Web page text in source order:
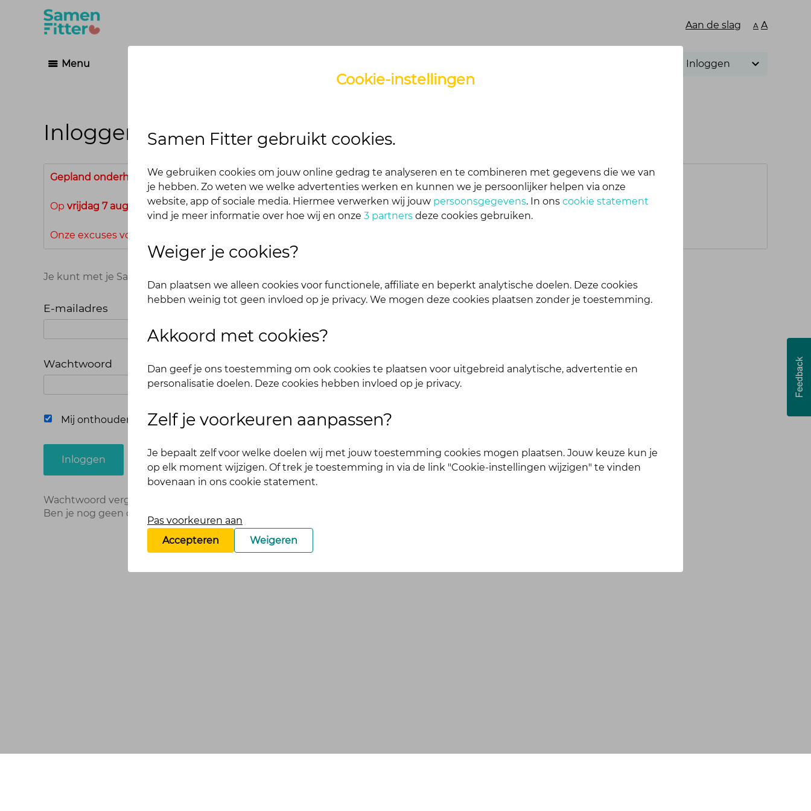
Aan de slag A A
Menu Inloggen
Inloggen
Gepland onderhoud
Op vrijdag 7 augustus 2026 van 07.00 tot 08.00 uur kun je mogelijk niet inloggen.
Onze excuses voor het ongemak.
Je kunt met je Samen Fitter inloggegevens op alle onderdelen inloggen. Dus één account voor website, app en webshop.
E-mailadres
Wachtwoord
Mij onthouden
Inloggen
Wachtwoord vergeten?
Ben je nog geen deelnemer?
Cookie-instellingen
Samen Fitter gebruikt cookies.
We gebruiken cookies om jouw online gedrag te analyseren en te combineren met gegevens die we van
je hebben. Zo weten we welke advertenties werken en kunnen we je persoonlijker helpen via onze
website, app of sociale media. Hiermee verwerken wij jouw persoonsgegevens. In ons cookie statement
vind je meer informatie over hoe wij en onze 3 partners deze cookies gebruiken.
Weiger je cookies?
Dan plaatsen we alleen cookies voor functionele, affiliate en beperkt analytische doelen. Deze cookies
hebben weinig tot geen invloed op je privacy. We mogen deze cookies plaatsen zonder je toestemming.
Akkoord met cookies?
Dan geef je ons toestemming om ook cookies te plaatsen voor uitgebreid analytische, advertentie en
personalisatie doelen. Deze cookies hebben invloed op je privacy.
Zelf je voorkeuren aanpassen?
Je bepaalt zelf voor welke doelen wij met jouw toestemming cookies mogen plaatsen. Jouw keuze kun je
op elk moment wijzigen. Of trek je toestemming in via de link "Cookie-instellingen wijzigen" te vinden
bovenaan in ons cookie statement.
Pas voorkeuren aan
Accepteren
Weigeren